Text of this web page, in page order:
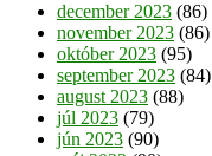
december 2023 (86)
november 2023 (86)
október 2023 (95)
september 2023 (84)
august 2023 (88)
júl 2023 (79)
jún 2023 (90)